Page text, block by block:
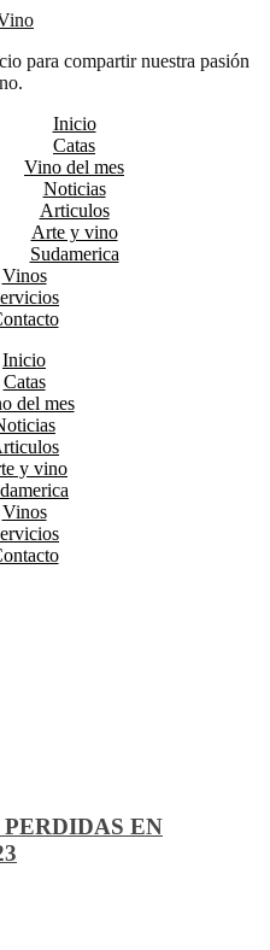
para compartir nuestra pasión
Inicio
Catas
Vino del mes
Noticias
Articulos
Arte y vino
Sudamerica
Vinos
Inicio
Catas
del mes
y vino
Vinos
PERDIDAS EN